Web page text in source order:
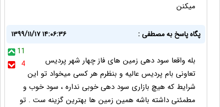
میکنن
پگاه پاسخ به مصطفی :
۱۳۹۹/۱۱/۱۷ ۱۴:۰۶:۳۶
11
4
بله واقعا سود دهی زمین های فاز چهار شهر پردیس
تعاونی بام پردیس عالیه و بنظرم هر کسی میخواد تو این
شرایط که هیچ بازاری سود دهی خوبی نداره ، سود خوب و
مطمئنی داشته باشه همین زمین ها بهترین گزینه ست . تو